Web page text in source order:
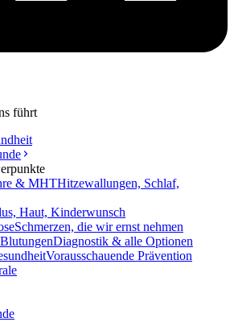
führt
& MHTHitzewallungen, Schlaf,
Haut, Kinderwunsch
Schmerzen, die wir ernst nehmen
Diagnostik & alle Optionen
Vorausschauende Prävention